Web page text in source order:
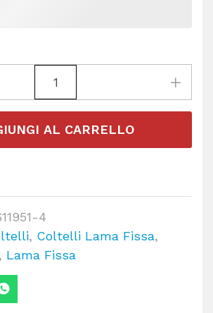
AL CARRELLO
4
, Coltelli Lama Fissa,
, Lama Fissa